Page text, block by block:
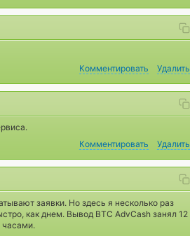
Комментировать
Удалить
Комментировать
Удалить
заявки. Но здесь я несколько раз
как днем. Вывод BTC AdvCash занял 12
часами.